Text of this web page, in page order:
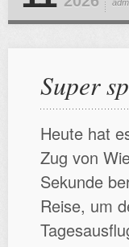
Super
Heute hat
Zug von
Sekunde
Reise, um